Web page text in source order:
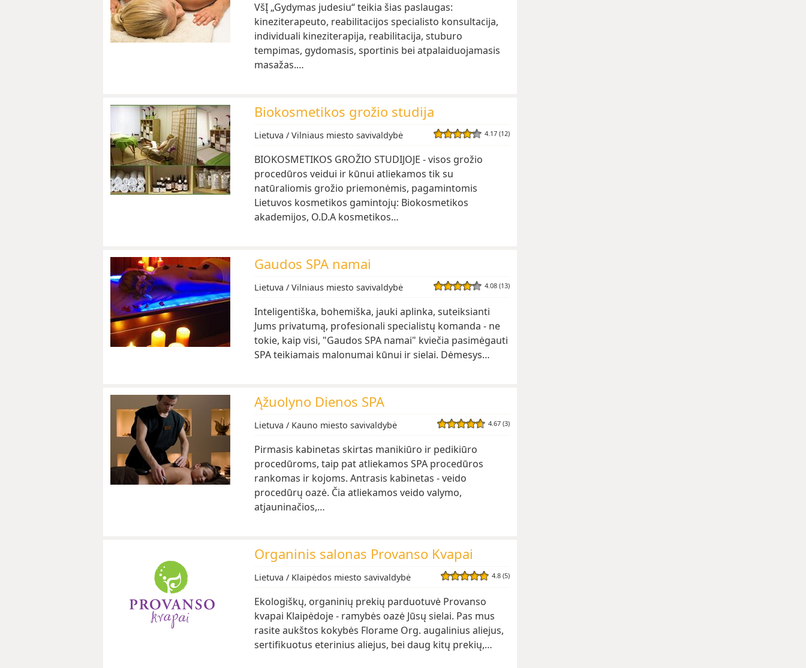
VšĮ „Gydymas judesiu“ teikia šias paslaugas:
kineziterapeuto, reabilitacijos specialisto konsultacija,
individuali kineziterapija, reabilitacija, stuburo
tempimas, gydomasis, sportinis bei atpalaiduojamasis
masažas.…
Biokosmetikos grožio studija
4.17 (12)
Lietuva / Vilniaus miesto savivaldybė
BIOKOSMETIKOS GROŽIO STUDIJOJE - visos grožio
procedūros veidui ir kūnui atliekamos tik su
natūraliomis grožio priemonėmis, pagamintomis
Lietuvos kosmetikos gamintojų: Biokosmetikos
akademijos, O.D.A kosmetikos…
Gaudos SPA namai
4.08 (13)
Lietuva / Vilniaus miesto savivaldybė
Inteligentiška, bohemiška, jauki aplinka, suteiksianti
Jums privatumą, profesionali specialistų komanda - ne
tokie, kaip visi, "Gaudos SPA namai" kviečia pasimėgauti
SPA teikiamais malonumai kūnui ir sielai. Dėmesys…
Ąžuolyno Dienos SPA
4.67 (3)
Lietuva / Kauno miesto savivaldybė
Pirmasis kabinetas skirtas manikiūro ir pedikiūro
procedūroms, taip pat atliekamos SPA procedūros
rankomas ir kojoms. Antrasis kabinetas - veido
procedūrų oazė. Čia atliekamos veido valymo,
atjauninačios,…
Organinis salonas Provanso Kvapai
4.8 (5)
Lietuva / Klaipėdos miesto savivaldybė
Ekologiškų, organinių prekių parduotuvė Provanso
kvapai Klaipėdoje - ramybės oazė Jūsų sielai. Pas mus
rasite aukštos kokybės Florame Org. augalinius aliejus,
sertifikuotus eterinius aliejus, bei daug kitų prekių,…